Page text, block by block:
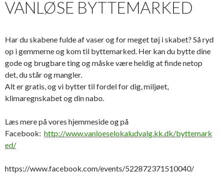
VANLØSE BYTTEMARKED
Har du skabene fulde af vaser og for meget tøj i skabet? Så ryd
op i gemmerne og kom til byttemarked. Her kan du bytte dine
gode og brugbare ting og måske være heldig at finde netop
det, du står og mangler.
Alt er gratis, og vi bytter til fordel for dig, miljøet,
klimaregnskabet og din nabo.
Læs mere på vores hjemmeside og på
Facebook: http://www.vanloeselokaludvalg.kk.dk/byttemark
ed/
https://www.facebook.com/events/522872371510040/